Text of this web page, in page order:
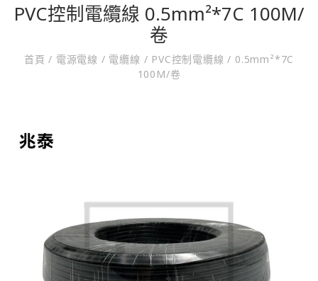
PVC控制電纜線 0.5mm²*7C 100M/
卷
首頁/ 電源電線 / 電纜線 / PVC控制電纜線/ 0.5mm²*7C
100M/卷